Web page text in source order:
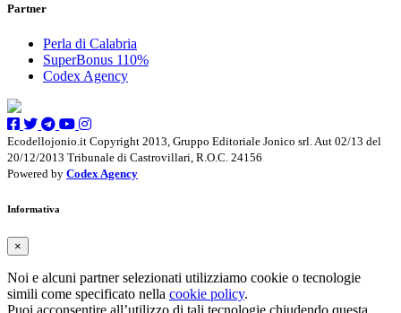
Partner
Perla di Calabria
SuperBonus 110%
Codex Agency
Ecodellojonio.it Copyright 2013, Gruppo Editoriale Jonico srl. Aut 02/13 del
20/12/2013 Tribunale di Castrovillari, R.O.C. 24156
Powered by Codex Agency
Informativa
×
Noi e alcuni partner selezionati utilizziamo cookie o tecnologie
simili come specificato nella cookie policy.
Puoi acconsentire all’utilizzo di tali tecnologie chiudendo questa